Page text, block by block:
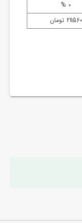
0 %
211560 تومان